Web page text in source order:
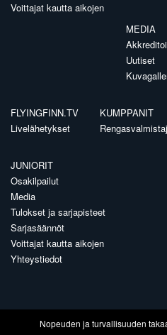
Voittajat kautta aikojen
MEDIA
Uutiset
FLYINGFINN.TV
Livelähetykset
KUMPPANIT
JUNIORIT
Osakilpailut
Media
Tulokset ja sarjapisteet
Sarjasäännöt
Voittajat kautta aikojen
Yhteystiedot
Nopeuden ja turvallisuuden